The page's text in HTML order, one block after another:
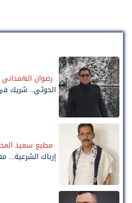
رضوان الهمداني
الحوثي.. شريك في
مطيع سعيد
إرباك